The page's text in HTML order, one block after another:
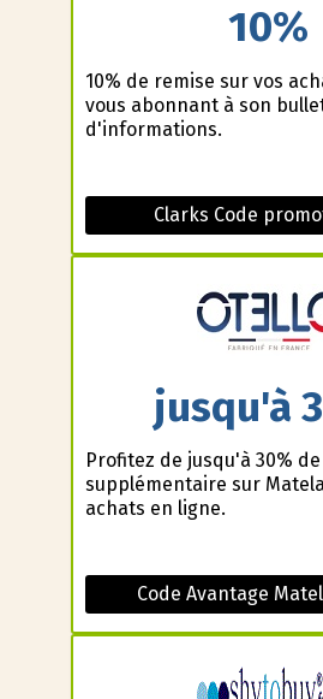
10%
10% de remise sur vos
vous abonnant à son
d'informations.
Clarks Code
jusqu'à
Profitez de jusqu'à 30%
supplémentaire sur
achats en ligne.
Code Avantage